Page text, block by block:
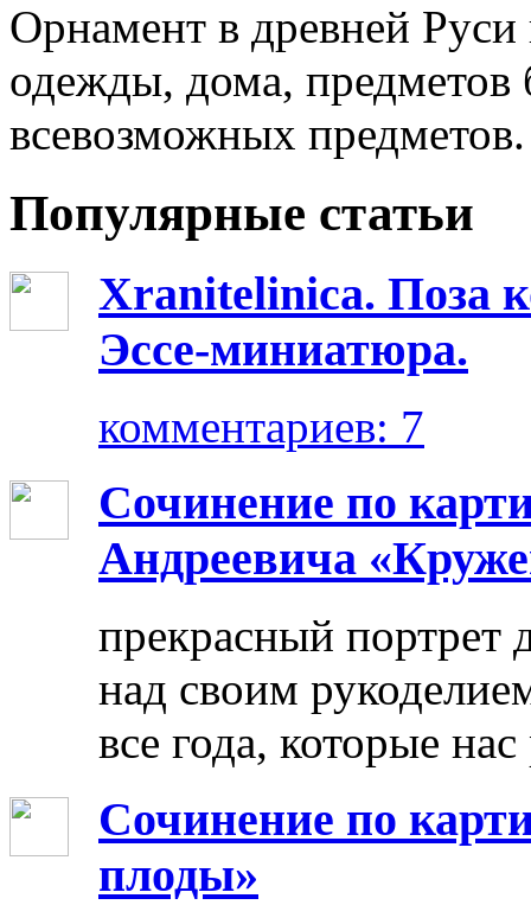
Орнамент в древней Руси
одежды, дома, предметов
всевозможных предметов.
Популярные статьи
Xranitelinica. Поза
Эссе-миниатюра.
комментариев: 7
Сочинение по
Андреевича
прекрасный портрет
над своим
все года, которые
Сочинение по
плоды»